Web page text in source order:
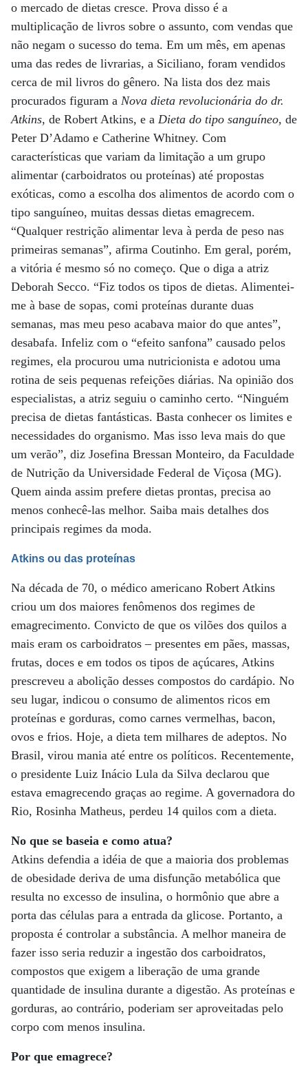
o mercado de dietas cresce. Prova disso é a
multiplicação de livros sobre o assunto, com vendas que
não negam o sucesso do tema. Em um mês, em apenas
uma das redes de livrarias, a Siciliano, foram vendidos
cerca de mil livros do gênero. Na lista dos dez mais
procurados figuram a Nova dieta revolucionária do dr.
Atkins, de Robert Atkins, e a Dieta do tipo sanguíneo, de
Peter D’Adamo e Catherine Whitney. Com
características que variam da limitação a um grupo
alimentar (carboidratos ou proteínas) até propostas
exóticas, como a escolha dos alimentos de acordo com o
tipo sanguíneo, muitas dessas dietas emagrecem.
“Qualquer restrição alimentar leva à perda de peso nas
primeiras semanas”, afirma Coutinho. Em geral, porém,
a vitória é mesmo só no começo. Que o diga a atriz
Deborah Secco. “Fiz todos os tipos de dietas. Alimentei-
me à base de sopas, comi proteínas durante duas
semanas, mas meu peso acabava maior do que antes”,
desabafa. Infeliz com o “efeito sanfona” causado pelos
regimes, ela procurou uma nutricionista e adotou uma
rotina de seis pequenas refeições diárias. Na opinião dos
especialistas, a atriz seguiu o caminho certo. “Ninguém
precisa de dietas fantásticas. Basta conhecer os limites e
necessidades do organismo. Mas isso leva mais do que
um verão”, diz Josefina Bressan Monteiro, da Faculdade
de Nutrição da Universidade Federal de Viçosa (MG).
Quem ainda assim prefere dietas prontas, precisa ao
menos conhecê-las melhor. Saiba mais detalhes dos
principais regimes da moda.
Atkins ou das proteínas
Na década de 70, o médico americano Robert Atkins
criou um dos maiores fenômenos dos regimes de
emagrecimento. Convicto de que os vilões dos quilos a
mais eram os carboidratos – presentes em pães, massas,
frutas, doces e em todos os tipos de açúcares, Atkins
prescreveu a abolição desses compostos do cardápio. No
seu lugar, indicou o consumo de alimentos ricos em
proteínas e gorduras, como carnes vermelhas, bacon,
ovos e frios. Hoje, a dieta tem milhares de adeptos. No
Brasil, virou mania até entre os políticos. Recentemente,
o presidente Luiz Inácio Lula da Silva declarou que
estava emagrecendo graças ao regime. A governadora do
Rio, Rosinha Matheus, perdeu 14 quilos com a dieta.
No que se baseia e como atua?
Atkins defendia a idéia de que a maioria dos problemas
de obesidade deriva de uma disfunção metabólica que
resulta no excesso de insulina, o hormônio que abre a
porta das células para a entrada da glicose. Portanto, a
proposta é controlar a substância. A melhor maneira de
fazer isso seria reduzir a ingestão dos carboidratos,
compostos que exigem a liberação de uma grande
quantidade de insulina durante a digestão. As proteínas e
gorduras, ao contrário, poderiam ser aproveitadas pelo
corpo com menos insulina.
Por que emagrece?